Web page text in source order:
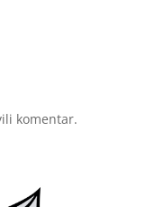
komentar.